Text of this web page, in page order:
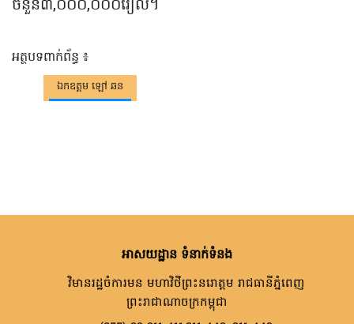
ចំនួន៣,០០០,០០០រៀល។
អត្ថបទពាក់ព័ន្ធ ៖
ឯកឧត្តម ឡៅ​ ឆន
អាសយដ្ឋាន ទំនាក់ទំនង
វិមានរដ្ឋចំការមន មហាវិថីព្រះនរោត្តម រាជធានីភ្នំពេញ
ព្រះរាជាណាចក្រកម្ពុជា